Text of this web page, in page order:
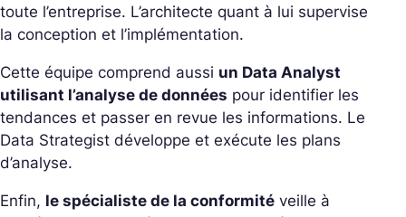
toute l’entreprise. L’architecte quant à lui supervise
la conception et l’implémentation.
Cette équipe comprend aussi un Data Analyst
utilisant l’analyse de données pour identifier les
tendances et passer en revue les informations. Le
Data Strategist développe et exécute les plans
d’analyse.
Enfin, le spécialiste de la conformité veille à